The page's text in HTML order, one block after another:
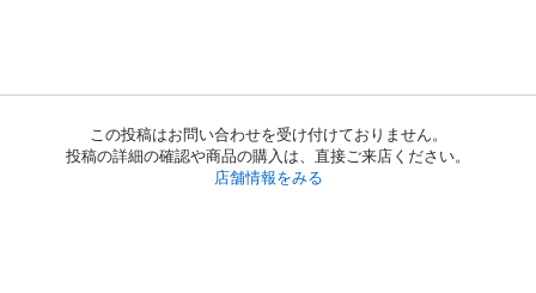
この投稿はお問い合わせを受け付けておりません。
投稿の詳細の確認や商品の購入は、直接ご来店ください。
店舗情報をみる